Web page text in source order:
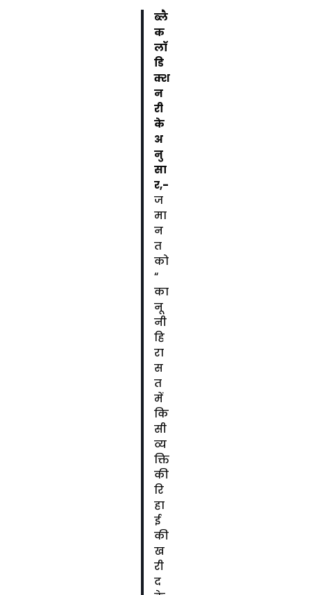
ब्लै
क
लॉ
डि
क्श
न
री
के
अ
नु
सा
र,-
ज
मा
न
त
को
“
का
नू
नी
हि
रा
स
त
में
कि
सी
व्य
क्ति
की
रि
हा
ई
की
ख
री
द